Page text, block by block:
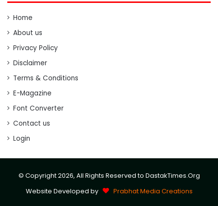
Home
About us
Privacy Policy
Disclaimer
Terms & Conditions
E-Magazine
Font Converter
Contact us
Login
© Copyright 2026, All Rights Reserved to DastakTimes.Org
Website Developed by
Prabhat Media Creations